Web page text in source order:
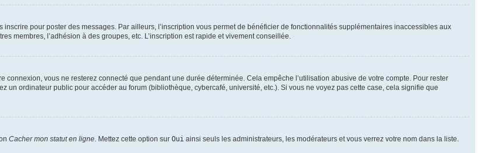
pour poster des messages. Par ailleurs, l’inscription vous permet de bénéficier de fonctionnalités supplémentaires inaccessibles aux
membres, l’adhésion à des groupes, etc. L’inscription est rapide et vivement conseillée.
connexion, vous ne resterez connecté que pendant une durée déterminée. Cela empêche l’utilisation abusive de votre compte. Pour rester
un ordinateur public pour accéder au forum (bibliothèque, cybercafé, université, etc.). Si vous ne voyez pas cette case, cela signifie que
Cacher mon statut en ligne. Mettez cette option sur Oui ainsi seuls les administrateurs, les modérateurs et vous verrez votre nom dans la liste.